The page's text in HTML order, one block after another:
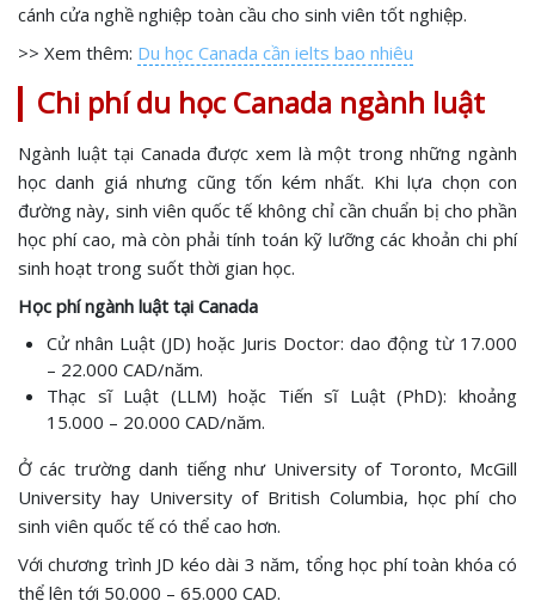
cánh cửa nghề nghiệp toàn cầu cho sinh viên tốt nghiệp.
>> Xem thêm: Du học Canada cần ielts bao nhiêu
Chi phí du học Canada ngành luật
Ngành luật tại Canada được xem là một trong những ngành
học danh giá nhưng cũng tốn kém nhất. Khi lựa chọn con
đường này, sinh viên quốc tế không chỉ cần chuẩn bị cho phần
học phí cao, mà còn phải tính toán kỹ lưỡng các khoản chi phí
sinh hoạt trong suốt thời gian học.
Học phí ngành luật tại Canada
Cử nhân Luật (JD) hoặc Juris Doctor: dao động từ 17.000
– 22.000 CAD/năm.
Thạc sĩ Luật (LLM) hoặc Tiến sĩ Luật (PhD): khoảng
15.000 – 20.000 CAD/năm.
Ở các trường danh tiếng như University of Toronto, McGill
University hay University of British Columbia, học phí cho
sinh viên quốc tế có thể cao hơn.
Với chương trình JD kéo dài 3 năm, tổng học phí toàn khóa có
thể lên tới 50.000 – 65.000 CAD.